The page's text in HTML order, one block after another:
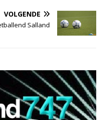
VOLGENDE
Salland